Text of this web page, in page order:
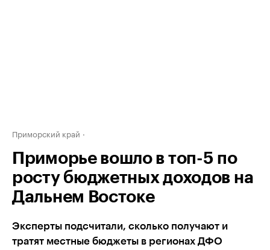
Приморский край
Приморье вошло в топ-5 по
росту бюджетных доходов на
Дальнем Востоке
Эксперты подсчитали, сколько получают и
тратят местные бюджеты в регионах ДФО